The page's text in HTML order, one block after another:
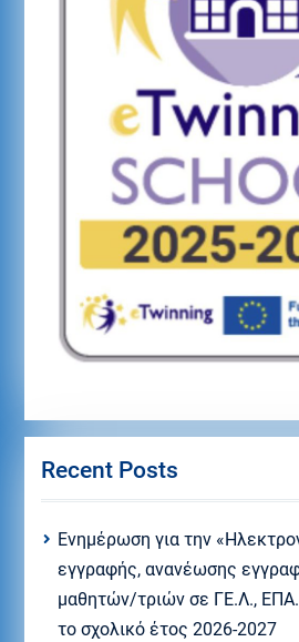
Recent Posts
Eνημέρωση για την
εγγραφής, ανανέωσης
μαθητών/τριών σε ΓΕ.Λ.,
το σχολικό έτος 2026-2027